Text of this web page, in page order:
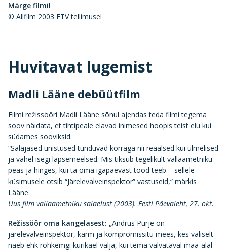
Märge filmil
© Allfilm 2003 ETV tellimusel
Huvitavat lugemist
Madli Lääne debüütfilm
Filmi režissööri Madli Lääne sõnul ajendas teda filmi tegema
soov näidata, et tihtipeale elavad inimesed hoopis teist elu kui
südames sooviksid.
“Salajased unistused tunduvad korraga nii reaalsed kui ulmelised
ja vahel isegi lapsemeelsed. Mis tiksub tegelikult vallaametniku
peas ja hinges, kui ta oma igapäevast tööd teeb – sellele
küsimusele otsib “Järelevalveinspektor” vastuseid,“ märkis
Lääne.
Uus film vallaametniku salaelust (2003). Eesti Päevaleht, 27. okt.
Režissöör oma kangelasest: „Andrus Purje on
järelevalveinspektor, karm ja kompromissitu mees, kes väliselt
näeb ehk rohkemgi kurikael välja, kui tema valvataval maa-alal